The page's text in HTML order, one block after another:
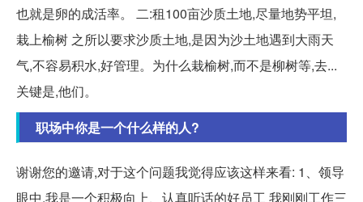
也就是卵的成活率。 二:租100亩沙质土地,尽量地势平坦,
栽上榆树 之所以要求沙质土地,是因为沙土地遇到大雨天
气,不容易积水,好管理。为什么栽榆树,而不是柳树等,去...
关键是,他们。
职场中你是一个什么样的人?
谢谢您的邀请,对于这个问题我觉得应该这样来看: 1、领导
眼中,我是一个积极向上、认真听话的好员工 我刚刚工作三